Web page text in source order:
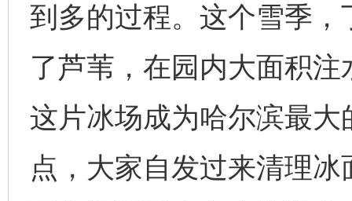
到多的过程。这个雪季
了芦苇，在园内大面积
这片冰场成为哈尔滨最大
点，大家自发过来清理